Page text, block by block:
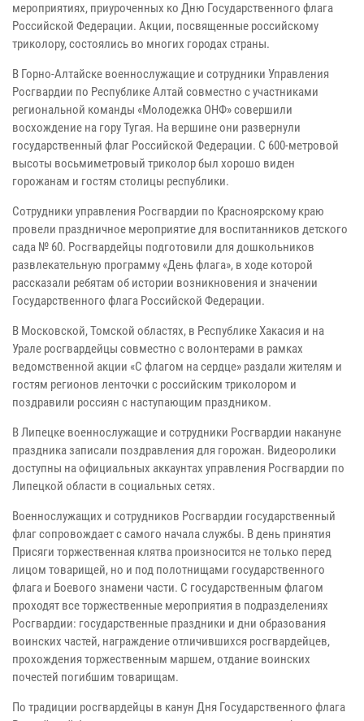
мероприятиях, приуроченных ко Дню Государственного флага
Российской Федерации. Акции, посвященные российскому
триколору, состоялись во многих городах страны.
В Горно-Алтайске военнослужащие и сотрудники Управления
Росгвардии по Республике Алтай совместно с участниками
региональной команды «Молодежка ОНФ» совершили
восхождение на гору Тугая. На вершине они развернули
государственный флаг Российской Федерации. С 600-метровой
высоты восьмиметровый триколор был хорошо виден
горожанам и гостям столицы республики.
Сотрудники управления Росгвардии по Красноярскому краю
провели праздничное мероприятие для воспитанников детского
сада № 60. Росгвардейцы подготовили для дошкольников
развлекательную программу «День флага», в ходе которой
рассказали ребятам об истории возникновения и значении
Государственного флага Российской Федерации.
В Московской, Томской областях, в Республике Хакасия и на
Урале росгвардейцы совместно с волонтерами в рамках
ведомственной акции «С флагом на сердце» раздали жителям и
гостям регионов ленточки с российским триколором и
поздравили россиян с наступающим праздником.
В Липецке военнослужащие и сотрудники Росгвардии накануне
праздника записали поздравления для горожан. Видеоролики
доступны на официальных аккаунтах управления Росгвардии по
Липецкой области в социальных сетях.
Военнослужащих и сотрудников Росгвардии государственный
флаг сопровождает с самого начала службы. В день принятия
Присяги торжественная клятва произносится не только перед
лицом товарищей, но и под полотнищами государственного
флага и Боевого знамени части. С государственным флагом
проходят все торжественные мероприятия в подразделениях
Росгвардии: государственные праздники и дни образования
воинских частей, награждение отличившихся росгвардейцев,
прохождения торжественным маршем, отдание воинских
почестей погибшим товарищам.
По традиции росгвардейцы в канун Дня Государственного флага